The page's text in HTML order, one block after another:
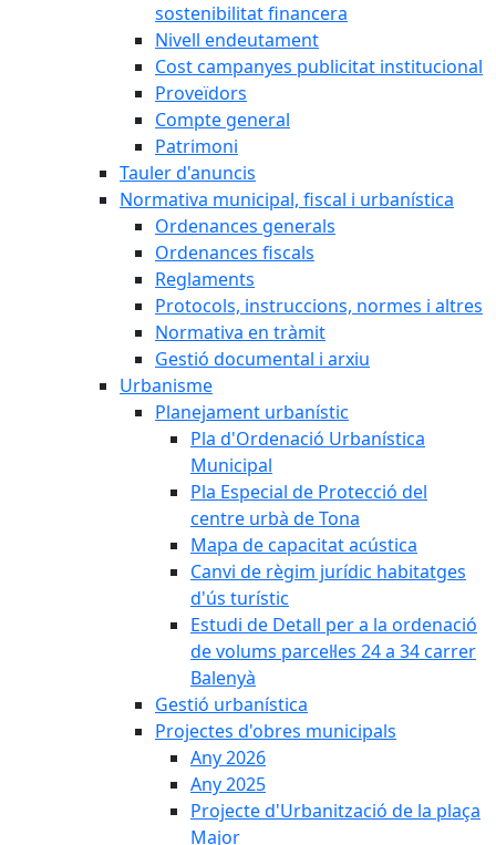
sostenibilitat financera
Nivell endeutament
Cost campanyes publicitat institucional
Proveïdors
Compte general
Patrimoni
Tauler d'anuncis
Normativa municipal, fiscal i urbanística
Ordenances generals
Ordenances fiscals
Reglaments
Protocols, instruccions, normes i altres
Normativa en tràmit
Gestió documental i arxiu
Urbanisme
Planejament urbanístic
Pla d'Ordenació Urbanística
Municipal
Pla Especial de Protecció del
centre urbà de Tona
Mapa de capacitat acústica
Canvi de règim jurídic habitatges
d'ús turístic
Estudi de Detall per a la ordenació
de volums parcel·les 24 a 34 carrer
Balenyà
Gestió urbanística
Projectes d'obres municipals
Any 2026
Any 2025
Projecte d'Urbanització de la plaça
Major